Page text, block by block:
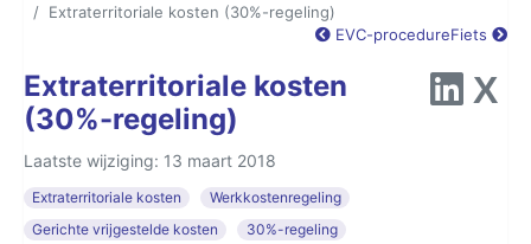
Extraterritoriale kosten (30%-regeling)
EVC-procedureFiets
Extraterritoriale kosten
(30%-regeling)
Laatste wijziging: 13 maart 2018
Extraterritoriale kosten
Werkkostenregeling
Gerichte vrijgestelde kosten
30%-regeling